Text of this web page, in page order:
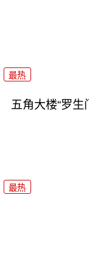
最热
五角大楼“罗
最热